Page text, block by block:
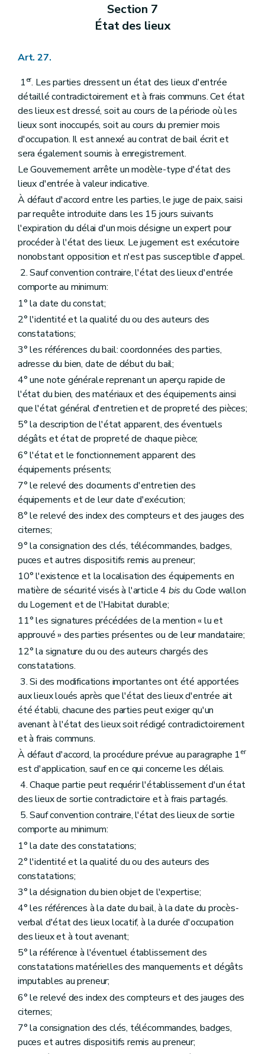
Section 7
État des lieux
Art. 27.
1er. Les parties dressent un état des lieux d'entrée
détaillé contradictoirement et à frais communs. Cet état
des lieux est dressé, soit au cours de la période où les
lieux sont inoccupés, soit au cours du premier mois
d'occupation. Il est annexé au contrat de bail écrit et
sera également soumis à enregistrement.
Le Gouvernement arrête un modèle-type d'état des
lieux d'entrée à valeur indicative.
À défaut d'accord entre les parties, le juge de paix, saisi
par requête introduite dans les 15 jours suivants
l'expiration du délai d'un mois désigne un expert pour
procéder à l'état des lieux. Le jugement est exécutoire
nonobstant opposition et n'est pas susceptible d'appel.
2. Sauf convention contraire, l'état des lieux d'entrée
comporte au minimum:
1° la date du constat;
2° l'identité et la qualité du ou des auteurs des
constatations;
3° les références du bail: coordonnées des parties,
adresse du bien, date de début du bail;
4° une note générale reprenant un aperçu rapide de
l'état du bien, des matériaux et des équipements ainsi
que l'état général d'entretien et de propreté des pièces;
5° la description de l'état apparent, des éventuels
dégâts et état de propreté de chaque pièce;
6° l'état et le fonctionnement apparent des
équipements présents;
7° le relevé des documents d'entretien des
équipements et de leur date d'exécution;
8° le relevé des index des compteurs et des jauges des
citernes;
9° la consignation des clés, télécommandes, badges,
puces et autres dispositifs remis au preneur;
10° l'existence et la localisation des équipements en
matière de sécurité visés à l'article 4 bis du Code wallon
du Logement et de l'Habitat durable;
11° les signatures précédées de la mention « lu et
approuvé » des parties présentes ou de leur mandataire;
12° la signature du ou des auteurs chargés des
constatations.
3. Si des modifications importantes ont été apportées
aux lieux loués après que l'état des lieux d'entrée ait
été établi, chacune des parties peut exiger qu'un
avenant à l'état des lieux soit rédigé contradictoirement
et à frais communs.
À défaut d'accord, la procédure prévue au paragraphe 1er
est d'application, sauf en ce qui concerne les délais.
4. Chaque partie peut requérir l'établissement d'un état
des lieux de sortie contradictoire et à frais partagés.
5. Sauf convention contraire, l'état des lieux de sortie
comporte au minimum:
1° la date des constatations;
2° l'identité et la qualité du ou des auteurs des
constatations;
3° la désignation du bien objet de l'expertise;
4° les références à la date du bail, à la date du procès-
verbal d'état des lieux locatif, à la durée d'occupation
des lieux et à tout avenant;
5° la référence à l'éventuel établissement des
constatations matérielles des manquements et dégâts
imputables au preneur;
6° le relevé des index des compteurs et des jauges des
citernes;
7° la consignation des clés, télécommandes, badges,
puces et autres dispositifs remis au preneur;